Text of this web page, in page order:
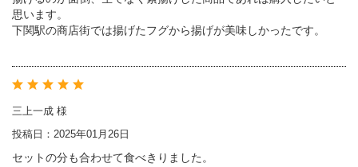
思います。
下関駅の商店街では揚げたフグから揚げが美味しかったです。
三上一成 様
投稿日：2025年01月26日
セットの分も合わせて食べきりました。